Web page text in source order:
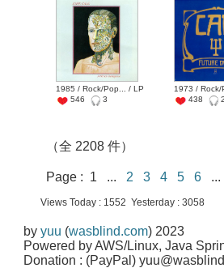
1985 / Rock/Pop... / LP
546
3
1973 / Rock/
438
2
（全 2208 件）
Page : 1 ... 23456
Views Today : 1552 Yesterday : 3058
byyuu (wasblind.com) 2023
Powered by AWS/Linux, Java
Donation : (PayPal)